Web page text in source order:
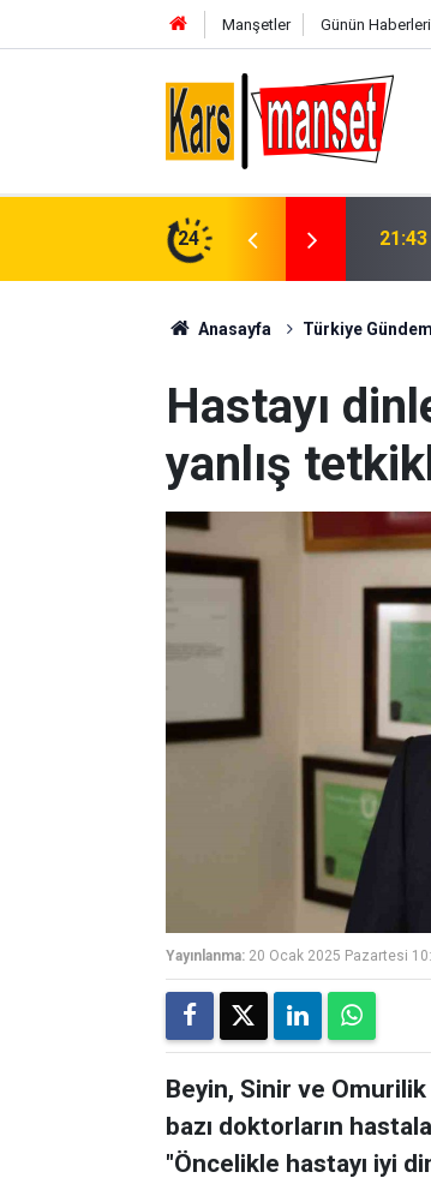
Manşetler Günün Haberleri
24
21:40
Anasayfa Türkiye Gündem
Hastayı
yanlış
Yayınlanma: 20 Ocak 2025 Pazartesi
Beyin, Sinir ve
bazı doktorların
"Öncelikle hastayı iyi